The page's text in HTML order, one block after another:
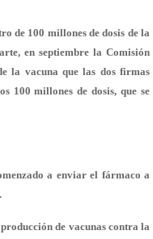
de 100 millones de dosis de la
en septiembre la Comisión
la vacuna que las dos firmas
100 millones de dosis, que se
a enviar el fármaco a
de vacunas contra la